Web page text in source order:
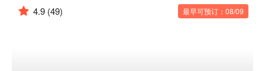
4.9 (49) 最早可预订：08/09